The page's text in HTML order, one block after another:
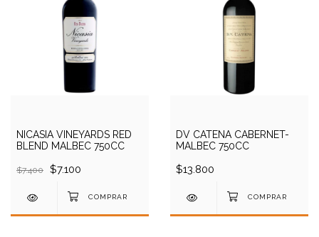
NICASIA VINEYARDS RED
BLEND MALBEC 750CC
$7.400 $7.100
DV CATENA CABERNET-
MALBEC 750CC
$13.800